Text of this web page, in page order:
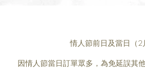
情人節前日及當日（
因情人節當日訂單眾多，為免延誤其